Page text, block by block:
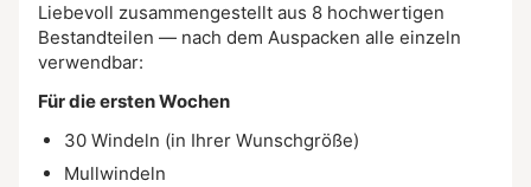
Liebevoll zusammengestellt aus 8 hochwertigen
Bestandteilen — nach dem Auspacken alle einzeln
verwendbar:
Für die ersten Wochen
30 Windeln (in Ihrer Wunschgröße)
Mullwindeln